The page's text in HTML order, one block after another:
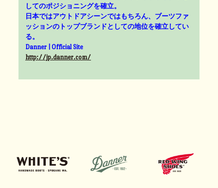
してのポジショニングを確立。
日本ではアウトドアシーンではもちろん、ブーツファ
ッションのトップブランドとしての地位を確立してい
る。
Danner | Official Site
http://jp.danner.com/